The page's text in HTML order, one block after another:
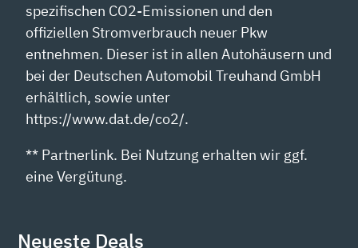
spezifischen CO2-Emissionen und den
offiziellen Stromverbrauch neuer Pkw
entnehmen. Dieser ist in allen Autohäusern und
bei der Deutschen Automobil Treuhand GmbH
erhältlich, sowie unter
https://www.dat.de/co2/.
** Partnerlink. Bei Nutzung erhalten wir ggf.
eine Vergütung.
Neueste Deals